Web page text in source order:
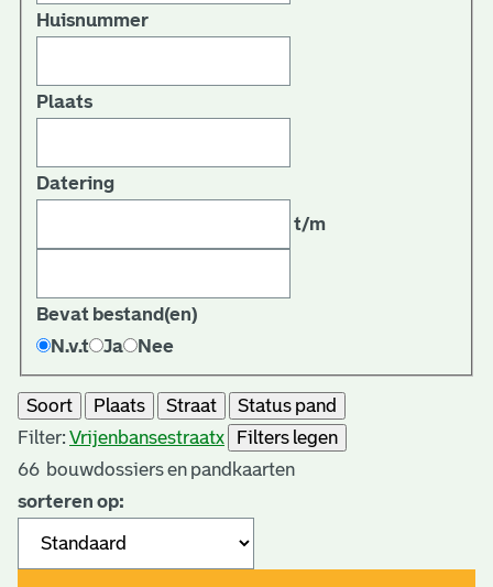
Huisnummer
Plaats
Datering
t/m
Bevat bestand(en)
N.v.t
Ja Nee
Soort Plaats Straat
Status pand
Filter: Vrijenbansestraatx
Filters legen
66 bouwdossiers en pandkaarten
sorteren op: